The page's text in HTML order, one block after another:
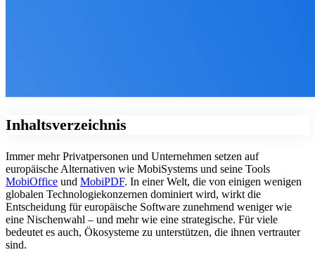
Inhaltsverzeichnis
Immer mehr Privatpersonen und Unternehmen setzen auf
europäische Alternativen wie MobiSystems und seine Tools
MobiOffice und MobiPDF. In einer Welt, die von einigen wenigen
globalen Technologiekonzernen dominiert wird, wirkt die
Entscheidung für europäische Software zunehmend weniger wie
eine Nischenwahl – und mehr wie eine strategische. Für viele
bedeutet es auch, Ökosysteme zu unterstützen, die ihnen vertrauter
sind.